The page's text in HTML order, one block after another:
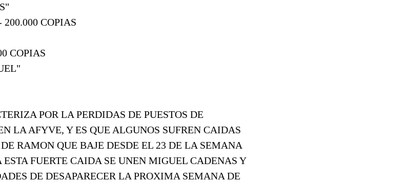
COPIAS
COPIAS
POR LA PERDIDAS DE PUESTOS DE
LA AFYVE, Y ES QUE ALGUNOS SUFREN CAIDAS
RAMON QUE BAJE DESDE EL 23 DE LA SEMANA
ESTA FUERTE CAIDA SE UNEN MIGUEL CADENAS Y
DE DESAPARECER LA PROXIMA SEMANA DE